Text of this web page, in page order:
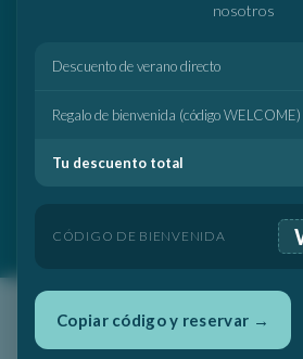
nosotros
Descuento de verano directo
Regalo de bienvenida (código WELCOME)
Tu descuento total
CÓDIGO DE BIENVENIDA
Copiar código y reservar →
Como gestionar